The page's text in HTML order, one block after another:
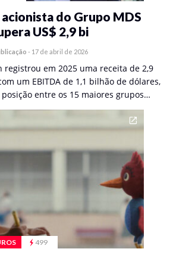
do Grupo MDS
US$ 2,9 bi
- 17 de abril de 2026
registrou em 2025 uma receita de 2,9
um EBITDA de 1,1 bilhão de dólares,
entre os 15 maiores grupos…
499